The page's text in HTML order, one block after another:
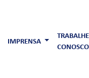
IMPRENSA
TRABALHE
CONOSCO